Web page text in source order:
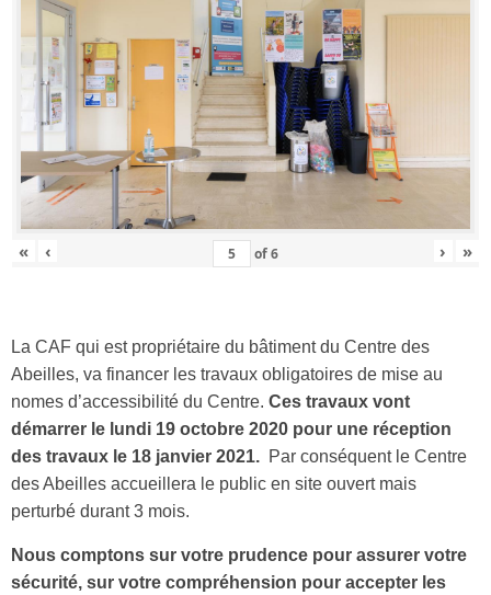
« ‹ of6 › »
La CAF qui est propriétaire du bâtiment du Centre des
Abeilles, va financer les travaux obligatoires de mise au
nomes d’accessibilité du Centre. Ces travaux vont
démarrer le lundi 19 octobre 2020 pour une réception
des travaux le 18 janvier 2021. Par conséquent le Centre
des Abeilles accueillera le public en site ouvert mais
perturbé durant 3 mois.
Nous comptons sur votre prudence pour assurer votre
sécurité, sur votre compréhension pour accepter les